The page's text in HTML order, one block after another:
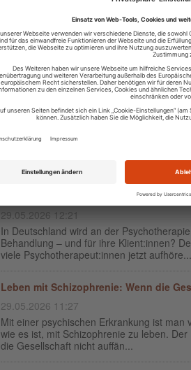
27.06.2026 16:29
Wut ist ein konstruktives Gefühl, heißt es.
unangenehm an? Ein Selbstversuch. Der
Essen gegen Depressionen: Wie
17.06.2026 22:38
Ein Gespräch mit Psychiaterin und
Honorarkürzungen: Warum viele
29.05.2026 12:21
In Deutschland wird an der
Behandlung – und für ihre Klient:innen?
viele Psychotherapeut:innen jetzt aufhöre...
Leben mit Schizophrenie: Wenn die
29.05.2026 11:27
Mit einer psychischen Erkrankung ist man
wie es ist, mit Schizophrenie zu leben.
die Gesellschaft nicht auffän...